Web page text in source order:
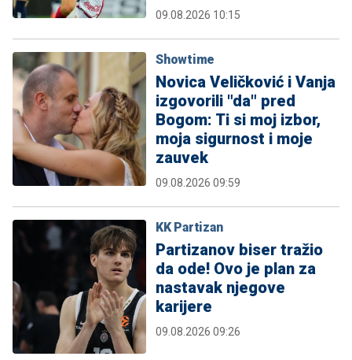
09.08.2026 10:15
Showtime
Novica Veličković i Vanja
izgovorili "da" pred
Bogom: Ti si moj izbor,
moja sigurnost i moje
zauvek
09.08.2026 09:59
KK Partizan
Partizanov biser tražio
da ode! Ovo je plan za
nastavak njegove
karijere
09.08.2026 09:26